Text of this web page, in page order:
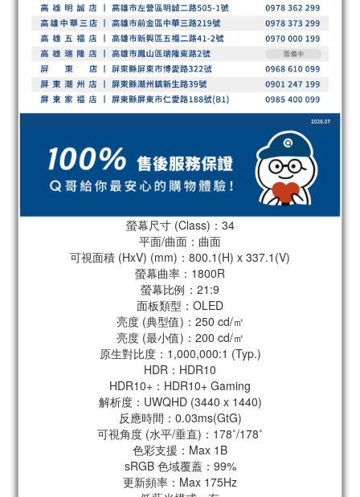
螢幕尺寸 (Class)：34
平面/曲面：曲面
可視面積 (HxV) (mm)：800.1(H) x 337.1(V)
螢幕曲率：1800R
螢幕比例：21:9
面板類型：OLED
亮度 (典型值)：250 cd/㎡
亮度 (最小值)：200 cd/㎡
原生對比度：1,000,000:1 (Typ.)
HDR：HDR10
HDR10+：HDR10+ Gaming
解析度：UWQHD (3440 x 1440)
反應時間：0.03ms(GtG)
可視角度 (水平/垂直)：178˚/178˚
色彩支援：Max 1B
sRGB 色域覆蓋：99%
更新頻率：Max 175Hz